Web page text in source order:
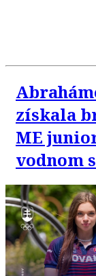
získala
ME
vodnom